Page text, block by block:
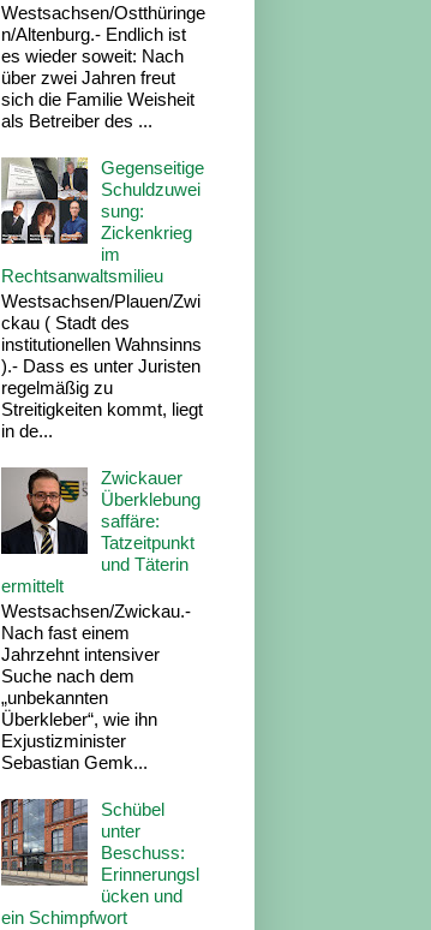
Westsachsen/Ostthüringe
n/Altenburg.- Endlich ist
es wieder soweit: Nach
über zwei Jahren freut
sich die Familie Weisheit
als Betreiber des ...
Gegenseitige
Schuldzuwei
sung:
Zickenkrieg
im
Rechtsanwaltsmilieu
Westsachsen/Plauen/Zwi
ckau ( Stadt des
institutionellen Wahnsinns
).- Dass es unter Juristen
regelmäßig zu
Streitigkeiten kommt, liegt
in de...
Zwickauer
Überklebung
saffäre:
Tatzeitpunkt
und Täterin
ermittelt
Westsachsen/Zwickau.-
Nach fast einem
Jahrzehnt intensiver
Suche nach dem
„unbekannten
Überkleber“, wie ihn
Exjustizminister
Sebastian Gemk...
Schübel
unter
Beschuss:
Erinnerungsl
ücken und
ein Schimpfwort